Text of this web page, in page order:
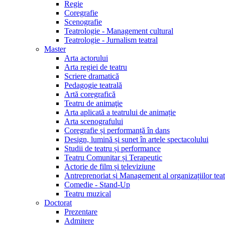
Regie
Coregrafie
Scenografie
Teatrologie - Management cultural
Teatrologie - Jurnalism teatral
Master
Arta actorului
Arta regiei de teatru
Scriere dramatică
Pedagogie teatrală
Artă coregrafică
Teatru de animaţie
Arta aplicată a teatrului de animație
Arta scenografului
Coregrafie și performanță în dans
Design, lumină și sunet în artele spectacolului
Studii de teatru și performance
Teatru Comunitar și Terapeutic
Actorie de film și televiziune
Antreprenoriat și Management al organizațiilor
Comedie - Stand-Up
Teatru muzical
Doctorat
Prezentare
Admitere